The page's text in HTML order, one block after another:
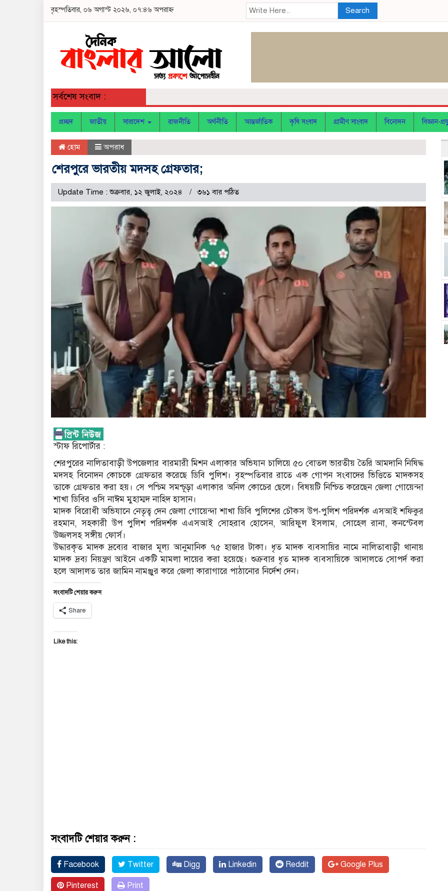
বৃহস্পতিবার, ০৬ অগাস্ট ২০২৬, ০৭:৪৬ অপরাহ্ন Search
সর্বশেষ সংবাদ :
প্রচ্ছদ জাতীয় সারাদেশ রাজনীতি অর্থনীতি আন্তর্জাতিক কৃষি সংবাদ গ্রামীণ সাংবাদ বিনোদন বিজ্ঞান-
হোম অপরাধ
শেরপুরে ভারতীয় মদসহ গ্রেফতার;
Update Time : শুক্রবার, ১২ জুলাই, ২০২৪ ৩৬১ বার পঠিত
স্টাফ রিপোর্টার :
শেরপুরের নালিতাবাড়ী উপজেলার বারমারী মিশন এলাকার অভিযান চালিয়ে ৫০ বোতল ভারতীয় তৈরি আমদানি নিষিদ্ধ
মদসহ বিনোদন কোচকে গ্রেফতার করেছে ডিবি পুলিশ। বৃহস্পতিবার রাতে এক গোপন সংবাদের ভিত্তিতে মাদকসহ
তাকে গ্রেফতার করা হয়। সে পশ্চিম সমশ্চূড়া এলাকার অনিল কোচের ছেলে। বিষয়টি নিশ্চিত করেছেন জেলা গোয়েন্দা
শাখা ডিবির ওসি নাঈম মুহাম্মদ নাহিদ হাসান।
মাদক বিরোধী অভিযানে নেতৃত্ব দেন জেলা গোয়েন্দা শাখা ডিবি পুলিশের চৌকস উপ-পুলিশ পরিদর্শক এসআই শফিকুর
রহমান, সহকারী উপ পুলিশ পরিদর্শক এএসআই সোহরাব হোসেন, আরিফুল ইসলাম, সোহেল রানা, কনস্টেবল
উজ্জলসহ সঙ্গীয় ফোর্স।
উদ্ধারকৃত মাদক দ্রব্যের বাজার মূল্য আনুমানিক ৭৫ হাজার টাকা। ধৃত মাদক ব্যবসায়ির নামে নালিতাবাড়ী থানায়
মাদক দ্রব্য নিয়ন্ত্রণ আইনে একটি মামলা দায়ের করা হয়েছে। শুক্রবার ধৃত মাদক ব্যবসায়িকে আদালতে সোপর্দ করা
হলে আদালত তার জামিন নামঞ্জুর করে জেলা কারাগারে পাঠানোর নির্দেশ দেন।
সংবাদটি শেয়ার করুন
Share
Like this:
সংবাদটি শেয়ার করুন :
Facebook Twitter Digg Linkedin Reddit Google Plus
Pinterest Print